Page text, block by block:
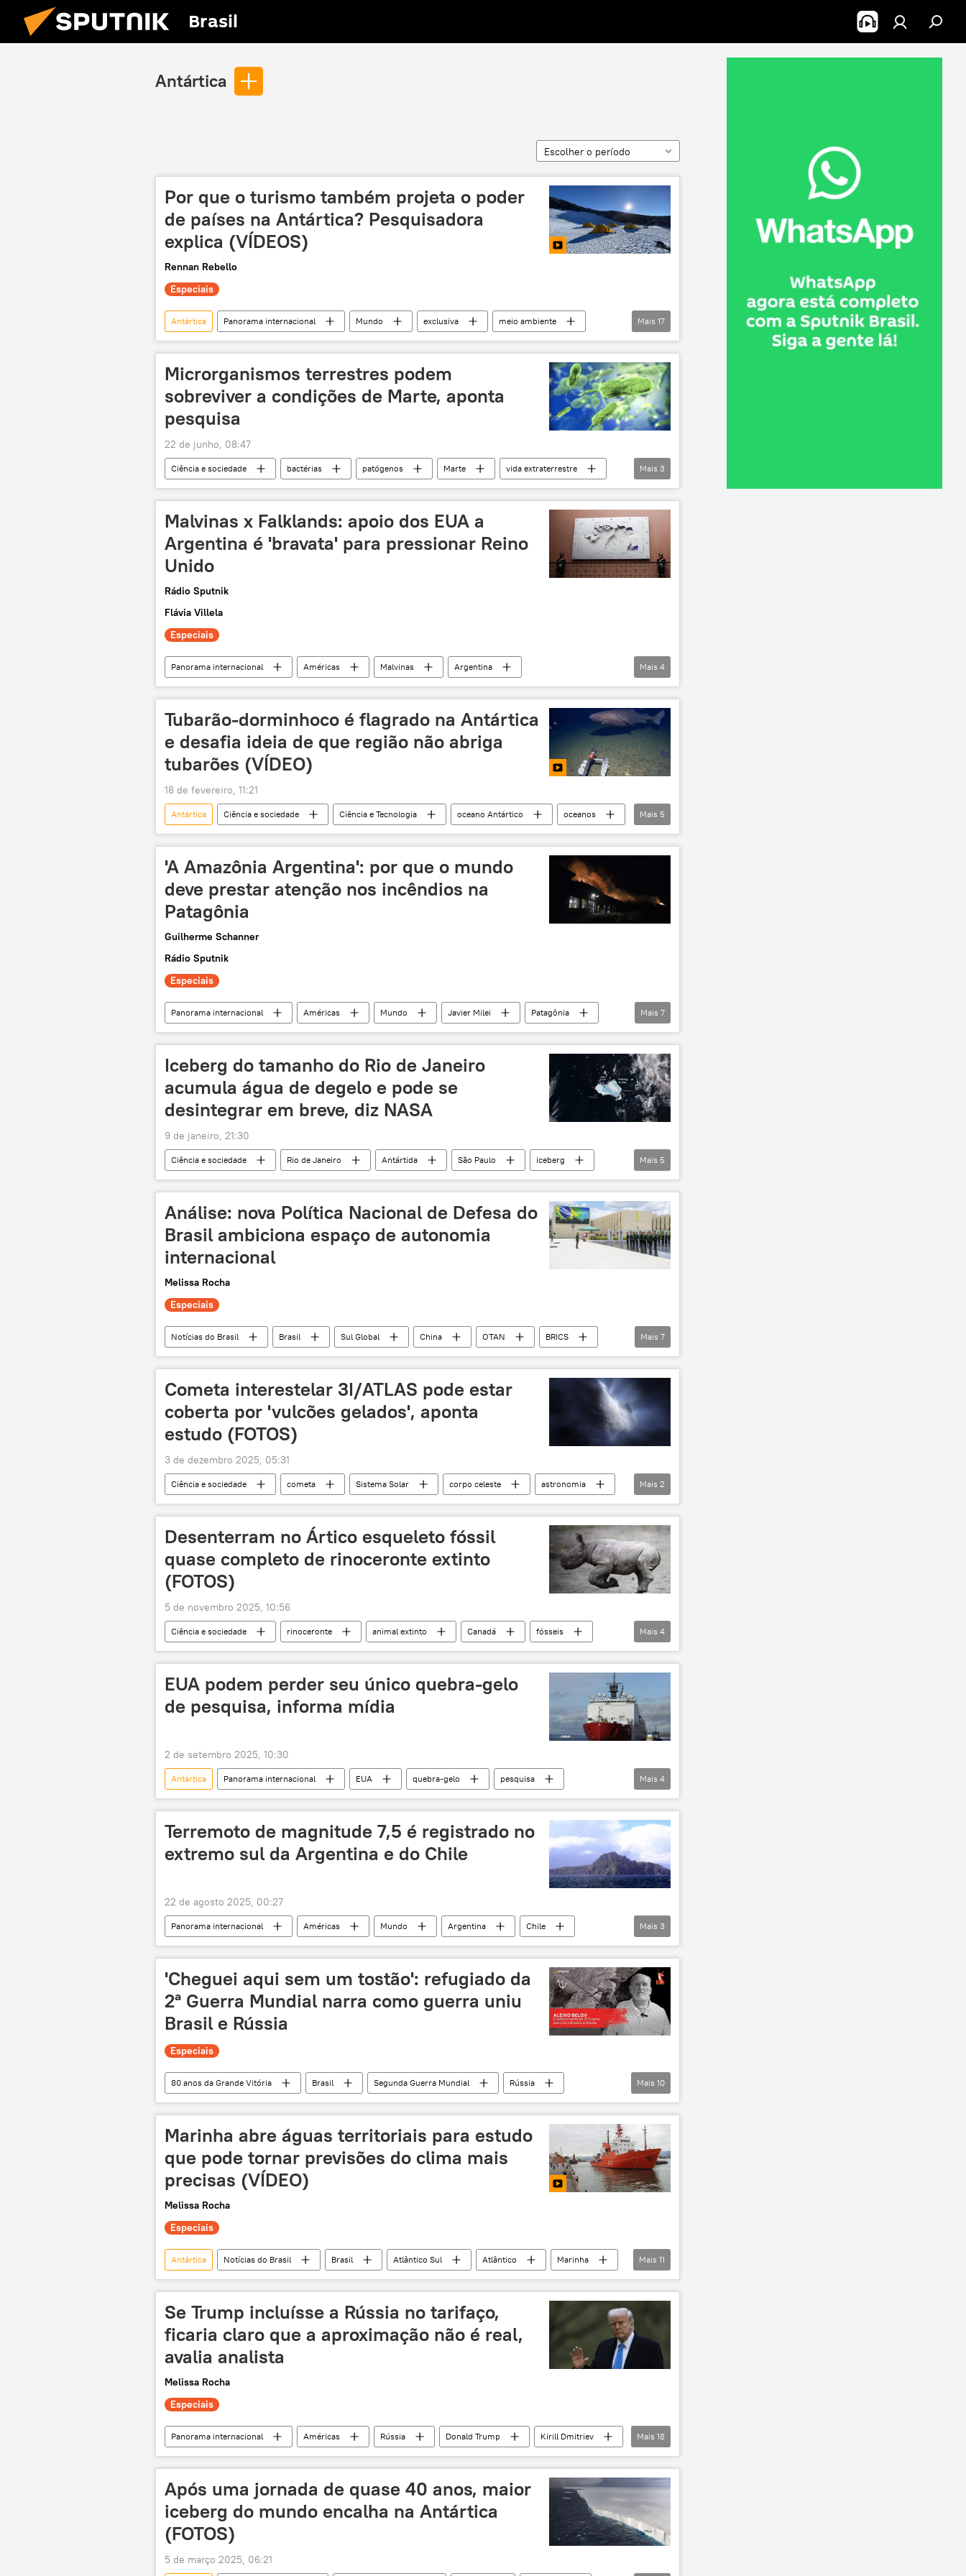
Brasil
Antártica
Escolher o período
Por que o turismo também projeta o poder
de países na Antártica? Pesquisadora
explica (VÍDEOS)
Rennan Rebello
Especiais
Antártica Panorama internacional Mundo exclusiva
meio ambiente
turismo
geopolítica opinião pública soberania
pesquisa
Estados Unidos
Programa Antártico Brasileiro (Proantar)
Programa Antártico Brasileiro mudança climática
Mais 17
Microrganismos terrestres podem
sobreviver a condições de Marte, aponta
pesquisa
22 de junho, 08:47
Ciência e sociedade bactérias patógenos Marte
vida extraterrestre
Terra
Lua astronomia
Mais 3
Malvinas x Falklands: apoio dos EUA a
Argentina é 'bravata' para pressionar Reino
Unido
Rádio Sputnik
Flávia Villela
Especiais
Panorama internacional Américas Malvinas
Argentina
Organização do Tratado do Atlântico Norte
Reino Unido OTAN exclusiva
Mais 4
Tubarão‑dorminhoco é flagrado na Antártica
e desafia ideia de que região não abriga
tubarões (VÍDEO)
18 de fevereiro, 11:21
Antártica Ciência e sociedade Ciência e Tecnologia oceano Antártico
oceanos
tubarão
descoberta biologia vida marinha Sociedade
Mais 5
'A Amazônia Argentina': por que o mundo
deve prestar atenção nos incêndios na
Patagônia
Guilherme Schanner
Rádio Sputnik
Especiais
Panorama internacional Américas Mundo Javier Milei
Patagônia
Argentina
Estados Unidos UERJ UFPB
exclusiva
Mais 7
Iceberg do tamanho do Rio de Janeiro
acumula água de degelo e pode se
desintegrar em breve, diz NASA
9 de janeiro, 21:30
Ciência e sociedade Rio de Janeiro Antártida São Paulo
iceberg
derretimento
degelo meio ambiente
aquecimento global
Mais 5
Análise: nova Política Nacional de Defesa do
Brasil ambiciona espaço de autonomia
internacional
Melissa Rocha
Especiais
Notícias do Brasil Brasil Sul Global China OTAN
BRICS
Defesa
mundo multipolar multilateralismo multipolaridade
exclusiva
Mais 7
Cometa interestelar 3I/ATLAS pode estar
coberta por 'vulcões gelados', aponta
estudo (FOTOS)
3 de dezembro 2025, 05:31
Ciência e sociedade cometa Sistema Solar corpo celeste
astronomia
Sol
vulcões
Mais 2
Desenterram no Ártico esqueleto fóssil
quase completo de rinoceronte extinto
(FOTOS)
5 de novembro 2025, 10:56
Ciência e sociedade rinoceronte animal extinto Canadá
fósseis
esqueleto
Ártico descoberta América do Norte
Mais 4
EUA podem perder seu único quebra-gelo
de pesquisa, informa mídia
2 de setembro 2025, 10:30
Antártica Panorama internacional EUA quebra-gelo
pesquisa
navio de pesquisa
Donald Trump mudança climática Américas
Mais 4
Terremoto de magnitude 7,5 é registrado no
extremo sul da Argentina e do Chile
22 de agosto 2025, 00:27
Panorama internacional Américas Mundo Argentina
Chile
América do Sul
terremoto tsunami
Mais 3
'Cheguei aqui sem um tostão': refugiado da
2ª Guerra Mundial narra como guerra uniu
Brasil e Rússia
Especiais
80 anos da Grande Vitória Brasil Segunda Guerra Mundial
Rússia
Alemanha
Nazismo BRICS Ucrânia URSS
refugiados
Mais 10
Marinha abre águas territoriais para estudo
que pode tornar previsões do clima mais
precisas (VÍDEO)
Melissa Rocha
Especiais
Antártica Notícias do Brasil Brasil Atlântico Sul Atlântico
Marinha
USP
pesquisa projeto oceano Atlântico
oceano Ártico
Mais 11
Se Trump incluísse a Rússia no tarifaço,
ficaria claro que a aproximação não é real,
avalia analista
Melissa Rocha
Especiais
Panorama internacional Américas Rússia Donald Trump
Kirill Dmitriev
Moscou
China Washington BRICS João Cláudio Pitillo
tarifas
conflito ucraniano
Estados Unidos
América Latina
desdolarização
Mais 18
Após uma jornada de quase 40 anos, maior
iceberg do mundo encalha na Antártica
(FOTOS)
5 de março 2025, 06:21